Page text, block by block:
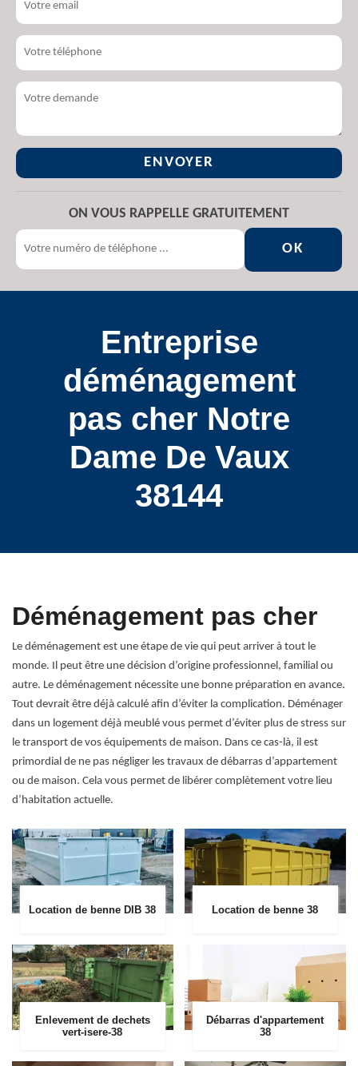
ON VOUS RAPPELLE GRATUITEMENT
Entreprise
déménagement
pas cher Notre
Dame De Vaux
38144
Déménagement pas cher
Le déménagement est une étape de vie qui peut arriver à tout le
monde. Il peut être une décision d’origine professionnel, familial ou
autre. Le déménagement nécessite une bonne préparation en avance.
Tout devrait être déjà calculé afin d’éviter la complication. Déménager
dans un logement déjà meublé vous permet d’éviter plus de stress sur
le transport de vos équipements de maison. Dans ce cas-là, il est
primordial de ne pas négliger les travaux de débarras d’appartement
ou de maison. Cela vous permet de libérer complètement votre lieu
d’habitation actuelle.
Location de benne DIB 38 Location de benne 38
Enlevement de dechets
vert-isere-38
Débarras d'appartement
38